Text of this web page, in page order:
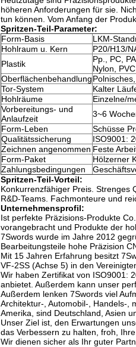
höheren Anforderungen für sie.
tun können. Vom Anfang der
Spritzen-Teil-Parameter:
Form-Basis
LKM-
Hohlraum u. Kern
P20/H13/
Plastik
Pp., PC,
Nylon,
Oberflächenbehandlung
Tor-System
Kalter
Hohlräume
Einzelne/
Vorbereitungs- und
Anlaufzeit
3~6
Form-Leben
Schüsse
Qualitätssicherung
ISO9001:
Zeichnen angenommen Feste
Form-Paket
Hölzerner
Zahlungsbedingungen
Spritzen-Teil-Vorteil:
Konkurrenzfähiger Preis. Strenges
R&D-Teams. Fachmonteure und
Unternehmensprofil:
Ist perfekte Präzisions-Produkte
vorangebracht und Produkte der
7Swords wurde im Jahre 2012
Bearbeitungsteile hohe Präzision
Mit 15 Jahren Erfahrung besitzt
VF-2SS (Achse 5) in den
Wir haben Zertifikat von ISO9001:
anbietet. Außerdem kann unser
Außerdem lenken 7Swords viel
Architektur-, Automobil-, Handels-,
Amerika, sind Deutschland, Asien
Unser Ziel ist, den Erwartungen
das Verbessern zu halten, froh,
Wir dienen sicher als Ihr guter